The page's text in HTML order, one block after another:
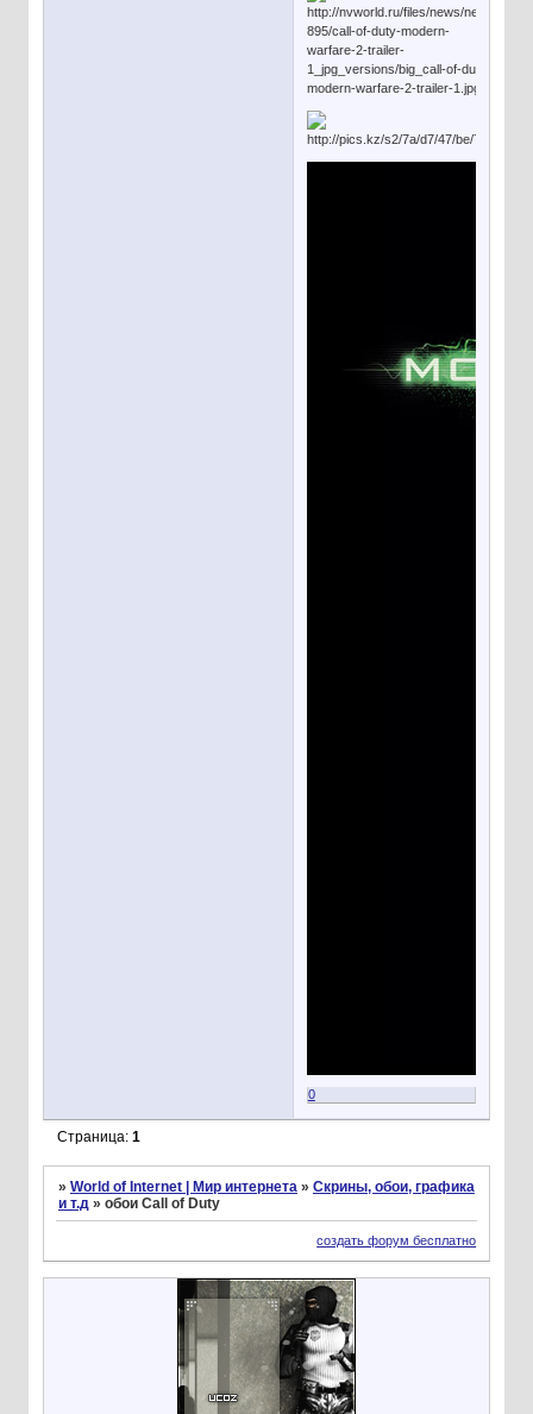
0
Страница: 1
» World of Internet | Мир интернета » Скрины, обои, графика
и т.д » обои Call of Duty
создать форум бесплатно